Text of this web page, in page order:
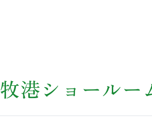
牧港ショールー